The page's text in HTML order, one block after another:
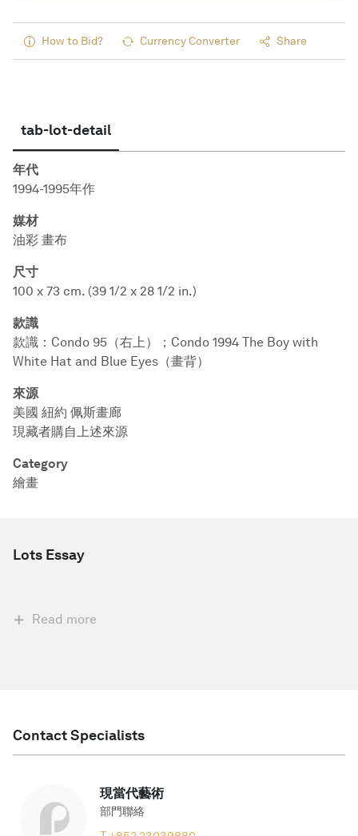
How to Bid? Currency Converter Share
tab-lot-detail
年代
1994-1995年作
媒材
油彩 畫布
尺寸
100 x 73 cm. (39 1/2 x 28 1/2 in.)
款識
款識：Condo 95（右上）；Condo 1994 The Boy with
White Hat and Blue Eyes（畫背）
來源
美國 紐約 佩斯畫廊
現藏者購自上述來源
Category
繪畫
Lots Essay
Read more
Contact Specialists
現當代藝術
部門聯絡